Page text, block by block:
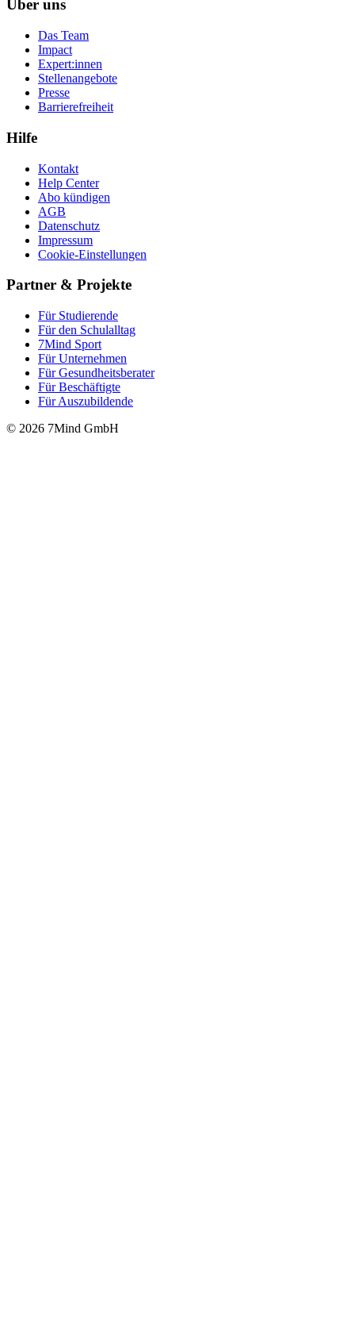
Über uns
Das Team
Impact
Expert:innen
Stellenangebote
Presse
Barrierefreiheit
Hilfe
Kontakt
Help Center
Abo kündigen
AGB
Datenschutz
Impressum
Cookie-Einstellungen
Partner & Projekte
Für Stu­die­rende
Für den Schulalltag
7Mind Sport
Für Unter­neh­men
Für Gesund­heits­be­ra­ter
Für Beschäftigte
Für Auszubildende
© 2026 7Mind GmbH